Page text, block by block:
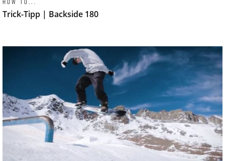
HOW TO...
Trick-Tipp | Backside 180